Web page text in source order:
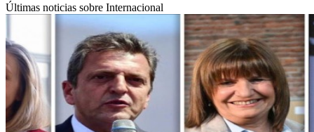
Últimas noticias sobre Internacional